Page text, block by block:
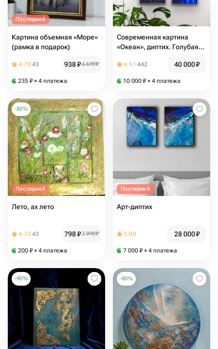
Последний
Картина объемная «Море»
(рамка в подарок)
4.7043 938₽4 690₽
235 ₽ × 4 платежа
Современная картина
«Океан», диптих. Голубая
картина море в дом
4.91 442 40 000₽
10 000 ₽ × 4 платежа
-80%
Последний
Лето, ах лето
4.7043 798₽3 990₽
200 ₽ × 4 платежа
Последний
Арт-диптих
5.00 28 000₽
7 000 ₽ × 4 платежа
-90% -80%